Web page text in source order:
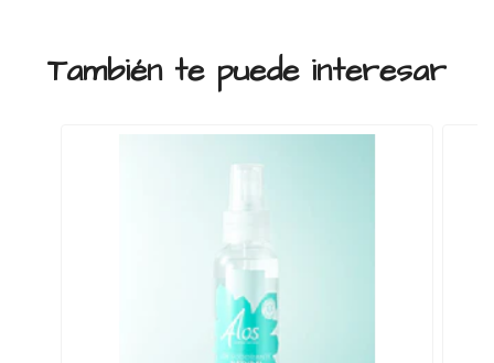
También te puede interesar